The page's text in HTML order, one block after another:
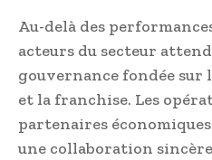
Au-delà des
acteurs du secteur
gouvernance fondée sur
et la franchise. Les
partenaires
une collaboration